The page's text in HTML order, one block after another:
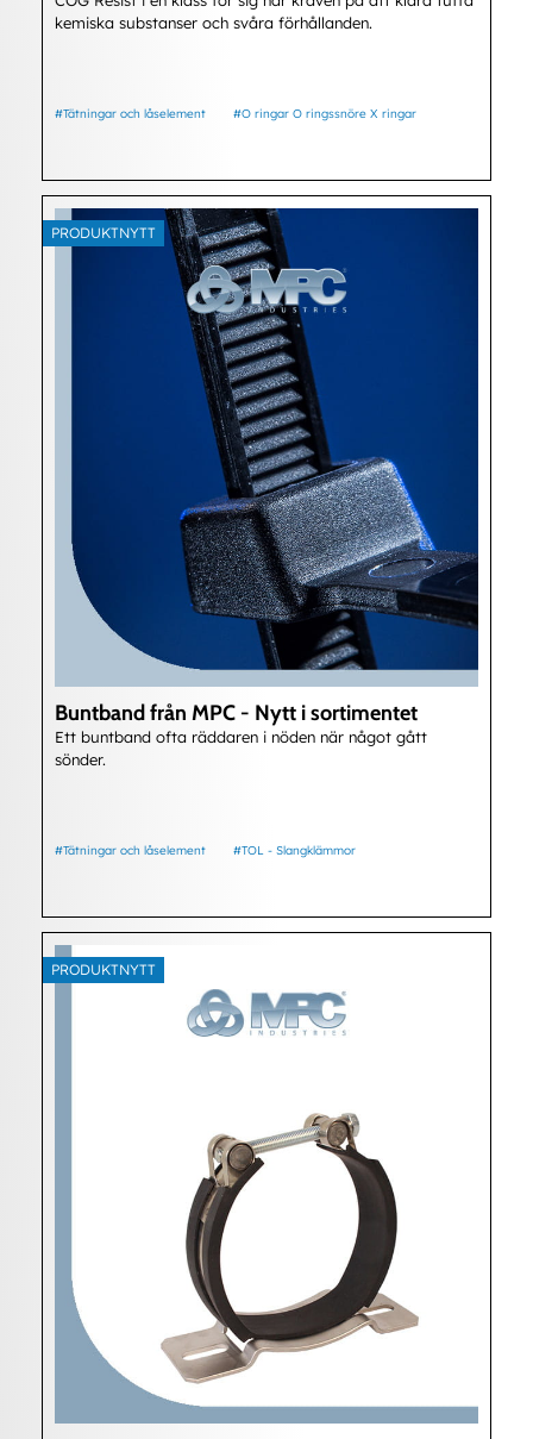
kemiska substanser och svåra förhållanden.
#Tätningar och låselement #O ringar O ringssnöre X ringar
Buntband från MPC - Nytt i sortimentet
Ett buntband ofta räddaren i nöden när något gått
sönder.
#Tätningar och låselement #TOL - Slangklämmor
PRODUKTNYTT
PRODUKTNYTT